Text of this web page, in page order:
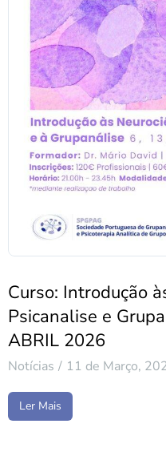
Curso: Introdução
Psicanalise e
ABRIL 2026
Notícias 11 de Março,
Ler Mais